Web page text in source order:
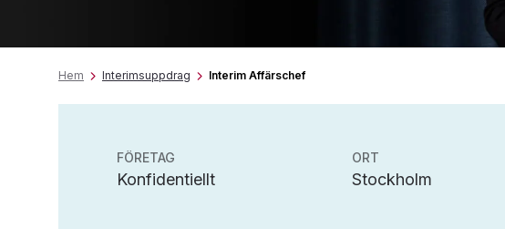
Hem Interimsuppdrag Interim Affärschef
FÖRETAG
Konfidentiellt
ORT
Stockholm